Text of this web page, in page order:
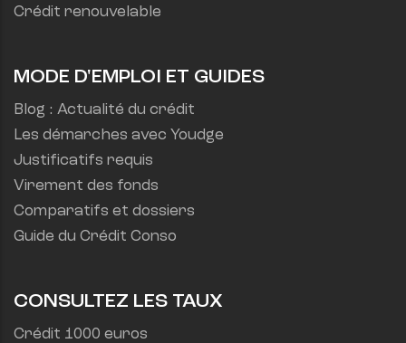
Crédit renouvelable
MODE D'EMPLOI ET GUIDES
Blog : Actualité du crédit
Les démarches avec Youdge
Justificatifs requis
Virement des fonds
Comparatifs et dossiers
Guide du Crédit Conso
CONSULTEZ LES TAUX
Crédit 1000 euros